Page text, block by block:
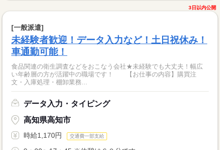
3日以内公開
[一般派遣]
未経験者歓迎！データ入力など！土日祝休み！
車通勤可能！
食品関連の衛生調査などをおこなう会社★未経験でも大丈夫！幅広
い年齢層の方が活躍中の職場です！ 【お仕事の内容】購買注
文・入庫処理・棚卸業務...
データ入力・タイピング
高知県高知市
時給1,170円 交通費一部支給